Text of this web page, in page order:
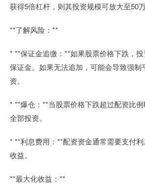
获得5倍杠杆，则其投资规模可放大至50万
**了解风险：**
* **保证金追缴：**如果股票价格下跌，
保证金。如果无法追加，可能会导致强制
资。
* **爆仓：**当股票价格下跌超过配资比
全部投资。
* **利息费用：**配资资金通常需要支付
收益。
**最大化收益：**